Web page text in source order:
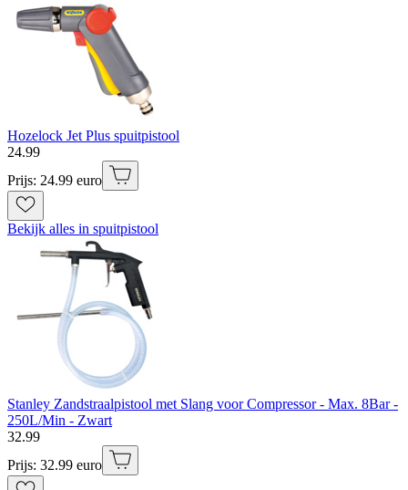
Hozelock Jet Plus spuitpistool
24.99
Prijs: 24.99 euro
Bekijk alles in spuitpistool
Stanley Zandstraalpistool met Slang voor Compressor - Max. 8Bar -
250L/Min - Zwart
32.99
Prijs: 32.99 euro